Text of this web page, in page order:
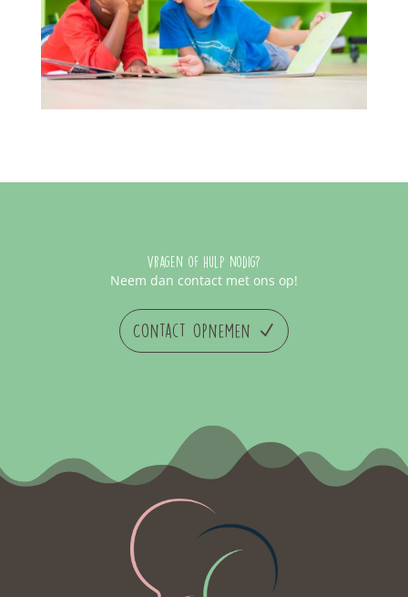
Vragen of hulp nodig?
Neem dan contact met ons op!
Contact opnemen